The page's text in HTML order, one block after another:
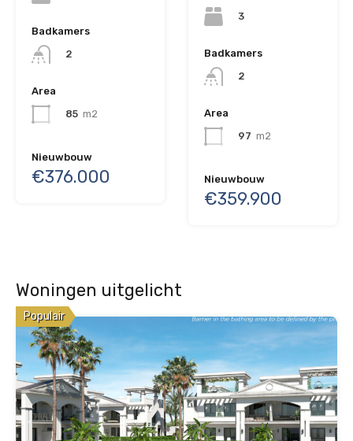
Badkamers
2
Area
85 m2
Nieuwbouw
€376.000
3
Badkamers
2
Area
97 m2
Nieuwbouw
€359.900
Woningen uitgelicht
Populair